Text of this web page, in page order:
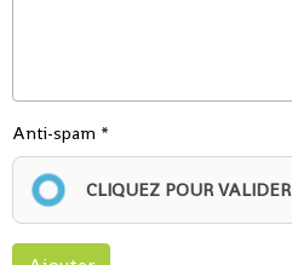
Anti-spam
CLIQUEZ POUR VALIDER